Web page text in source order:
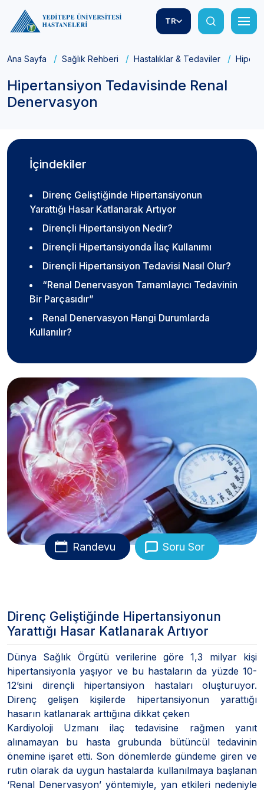
TR
Ana Sayfa Sağlık Rehberi Hastalıklar & Tedaviler
Hipertansiyon Tedavisinde Renal
Denervasyon
İçindekiler
Direnç Geliştiğinde Hipertansiyonun
Yarattığı Hasar Katlanarak Artıyor
Dirençli Hipertansiyon Nedir?
Dirençli Hipertansiyonda İlaç Kullanımı
Dirençli Hipertansiyon Tedavisi Nasıl Olur?
“Renal Denervasyon Tamamlayıcı Tedavinin
Bir Parçasıdır”
Renal Denervasyon Hangi Durumlarda
Kullanılır?
Randevu Soru Sor
Direnç Geliştiğinde Hipertansiyonun
Yarattığı Hasar Katlanarak Artıyor
Dünya Sağlık Örgütü verilerine göre 1,3 milyar kişi
hipertansiyonla yaşıyor ve bu hastaların da yüzde 10-
12’sini dirençli hipertansiyon hastaları oluşturuyor.
Direnç gelişen kişilerde hipertansiyonun yarattığı
hasarın katlanarak arttığına dikkat çeken
Kardiyoloji Uzmanı ilaç tedavisine rağmen yanıt
alınamayan bu hasta grubunda bütüncül tedavinin
önemine işaret etti. Son dönemlerde gündeme giren ve
rutin olarak da uygun hastalarda kullanılmaya başlanan
‘Renal Denervasyon’ yöntemiyle, yan etkileri nedeniyle